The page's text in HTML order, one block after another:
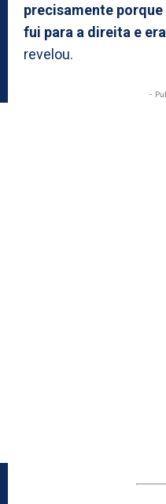
precisamente porque
fui para a direita e
revelou.
-